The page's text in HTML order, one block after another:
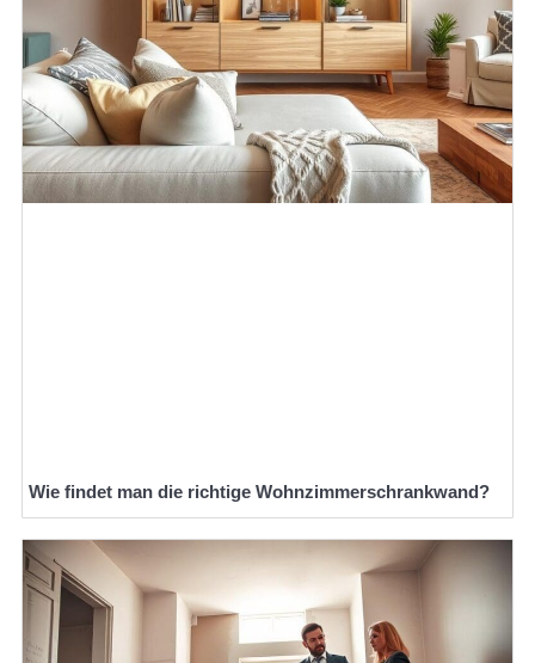
Wie findet man die richtige Wohnzimmerschrankwand?